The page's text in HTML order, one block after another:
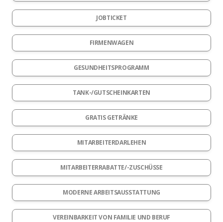
JOBTICKET
FIRMENWAGEN
GESUNDHEITSPROGRAMM
TANK-/GUTSCHEINKARTEN
GRATIS GETRÄNKE
MITARBEITERDARLEHEN
MITARBEITERRABATTE/-ZUSCHÜSSE
MODERNE ARBEITSAUSSTATTUNG
VEREINBARKEIT VON FAMILIE UND BERUF